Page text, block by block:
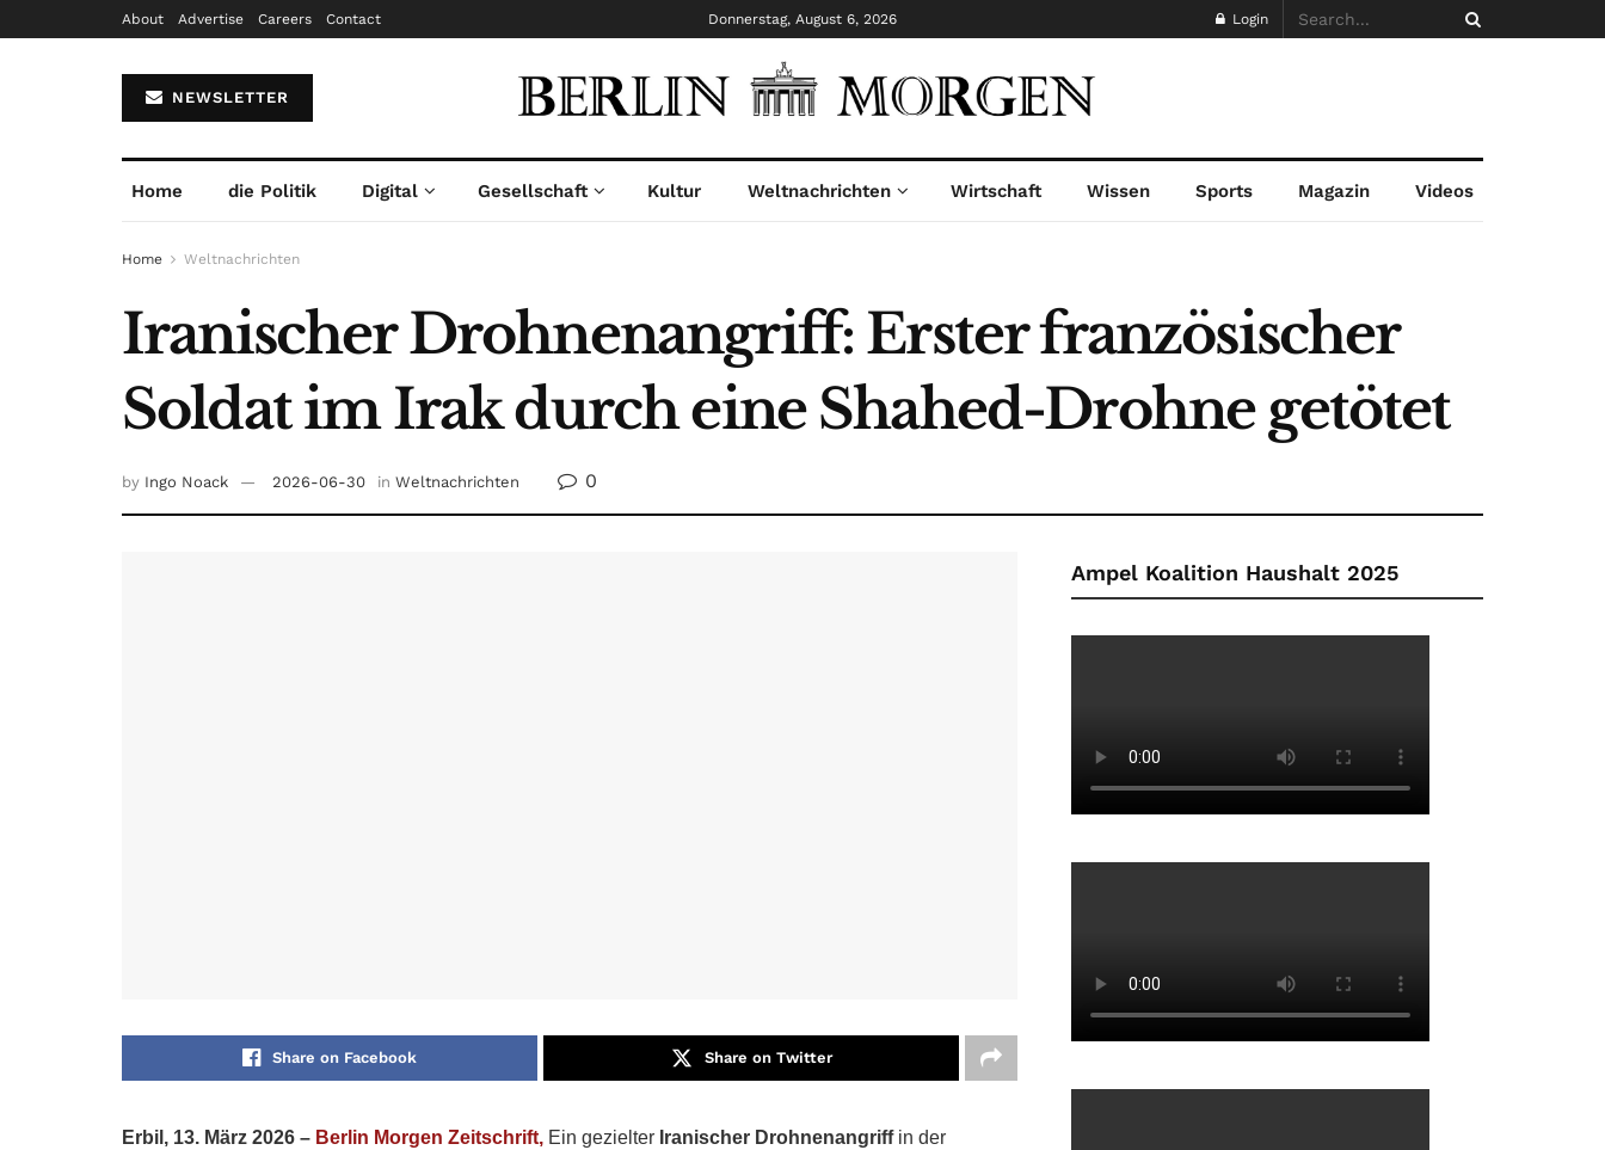
About Advertise Careers Contact Donnerstag, August 6, 2026 Login
NEWSLETTER
Home die Politik Digital Gesellschaft Kultur Weltnachrichten Wirtschaft Wissen Sports Magazin Videos
Home Weltnachrichten
Iranischer Drohnenangriff: Erster französischer
Soldat im Irak durch eine Shahed-Drohne getötet
by Ingo Noack 2026-06-30 in Weltnachrichten 0
Share on Facebook Share on Twitter
Erbil, 13. März 2026 – Berlin Morgen Zeitschrift, Ein gezielter Iranischer Drohnenangriffin der
Ampel Koalition Haushalt 2025